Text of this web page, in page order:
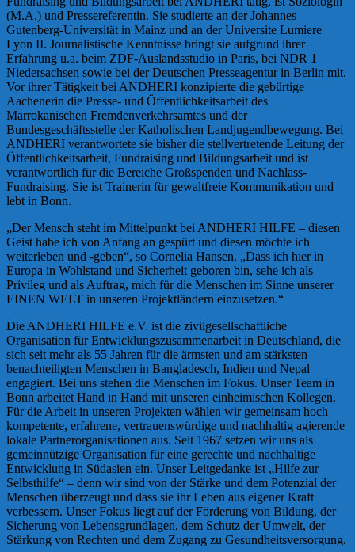
(M.A.) und Pressereferentin. Sie studierte an der Johannes
Gutenberg-Universität in Mainz und an der Universite Lumiere
Lyon II. Journalistische Kenntnisse bringt sie aufgrund ihrer
Erfahrung u.a. beim ZDF-Auslandsstudio in Paris, bei NDR 1
Niedersachsen sowie bei der Deutschen Presseagentur in Berlin mit.
Vor ihrer Tätigkeit bei ANDHERI konzipierte die gebürtige
Aachenerin die Presse- und Öffentlichkeitsarbeit des
Marrokanischen Fremdenverkehrsamtes und der
Bundesgeschäftsstelle der Katholischen Landjugendbewegung. Bei
ANDHERI verantwortete sie bisher die stellvertretende Leitung der
Öffentlichkeitsarbeit, Fundraising und Bildungsarbeit und ist
verantwortlich für die Bereiche Großspenden und Nachlass-
Fundraising. Sie ist Trainerin für gewaltfreie Kommunikation und
lebt in Bonn.
„Der Mensch steht im Mittelpunkt bei ANDHERI HILFE – diesen
Geist habe ich von Anfang an gespürt und diesen möchte ich
weiterleben und -geben“, so Cornelia Hansen. „Dass ich hier in
Europa in Wohlstand und Sicherheit geboren bin, sehe ich als
Privileg und als Auftrag, mich für die Menschen im Sinne unserer
EINEN WELT in unseren Projektländern einzusetzen.“
Die ANDHERI HILFE e.V. ist die zivilgesellschaftliche
Organisation für Entwicklungszusammenarbeit in Deutschland, die
sich seit mehr als 55 Jahren für die ärmsten und am stärksten
benachteiligten Menschen in Bangladesch, Indien und Nepal
engagiert. Bei uns stehen die Menschen im Fokus. Unser Team in
Bonn arbeitet Hand in Hand mit unseren einheimischen Kollegen.
Für die Arbeit in unseren Projekten wählen wir gemeinsam hoch
kompetente, erfahrene, vertrauenswürdige und nachhaltig agierende
lokale Partnerorganisationen aus. Seit 1967 setzen wir uns als
gemeinnützige Organisation für eine gerechte und nachhaltige
Entwicklung in Südasien ein. Unser Leitgedanke ist „Hilfe zur
Selbsthilfe“ – denn wir sind von der Stärke und dem Potenzial der
Menschen überzeugt und dass sie ihr Leben aus eigener Kraft
verbessern. Unser Fokus liegt auf der Förderung von Bildung, der
Sicherung von Lebensgrundlagen, dem Schutz der Umwelt, der
Stärkung von Rechten und dem Zugang zu Gesundheitsversorgung.